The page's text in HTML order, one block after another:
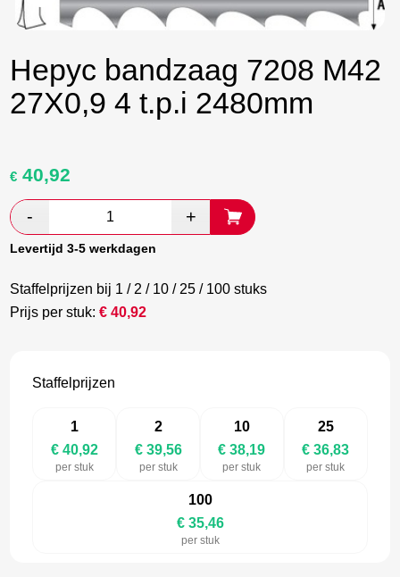
Hepyc bandzaag 7208 M42
27X0,9 4 t.p.i 2480mm
Oorspronkelijke
was:
€ 68,20.
€ 40,92
€ 39,56.
Levertijd 3-5 werkdagen
Staffelprijzen bij 1 / 2 / 10 / 25 / 100 stuks
Prijs per stuk:€40,92
Staffelprijzen
1
€ 40,92
per stuk
2
€ 39,56
per stuk
10
€ 38,19
per stuk
25
€ 36,83
per stuk
100
€ 35,46
per stuk